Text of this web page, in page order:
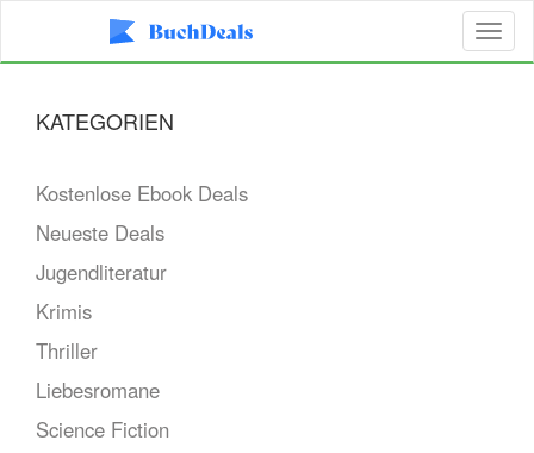
KATEGORIEN
Kostenlose Ebook Deals
Neueste Deals
Jugendliteratur
Krimis
Thriller
Liebesromane
Science Fiction